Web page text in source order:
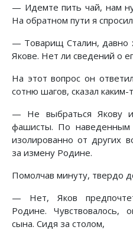
— Идемте пить чай, нам
На обратном пути я
— Товарищ Сталин, давно
Якове. Нет ли сведений о
На этот вопрос он
сотню шагов, сказал
— Не выбраться Якову
фашисты. По наведенным
изолированно от других
за измену Родине.
Помолчав минуту, твердо
— Нет, Яков
Родине. Чувствовалось,
сына. Сидя за столом,